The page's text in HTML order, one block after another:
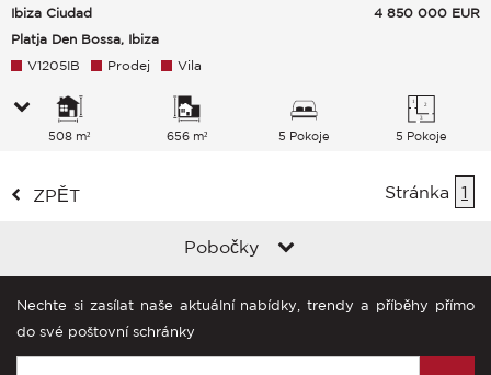
Ibiza Ciudad
Platja Den Bossa, Ibiza
4 850 000 EUR
V1205IB Prodej Vila
508 m² 656 m² 5 Pokoje 5 Pokoje
ZPĚT Stránka 1
Pobočky
Nechte si zasílat naše aktuální nabídky, trendy a příběhy přímo
do své poštovní schránky